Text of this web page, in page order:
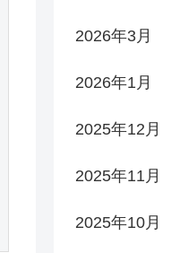
2026年3月
2026年1月
2025年12月
2025年11月
2025年10月